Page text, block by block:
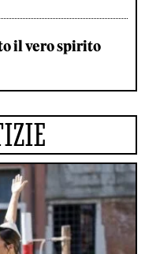
il vero spirito